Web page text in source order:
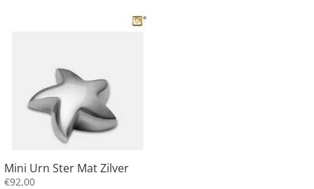
Mini Urn Ster Mat Zilver
€92,00